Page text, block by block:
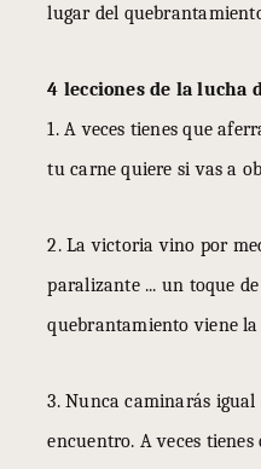
lugar del
4 lecciones de la lucha
1. A veces tienes que
tu carne quiere si vas a
2. La victoria vino por
paralizante ... un toque
quebrantamiento viene
3. Nunca caminarás
encuentro. A veces